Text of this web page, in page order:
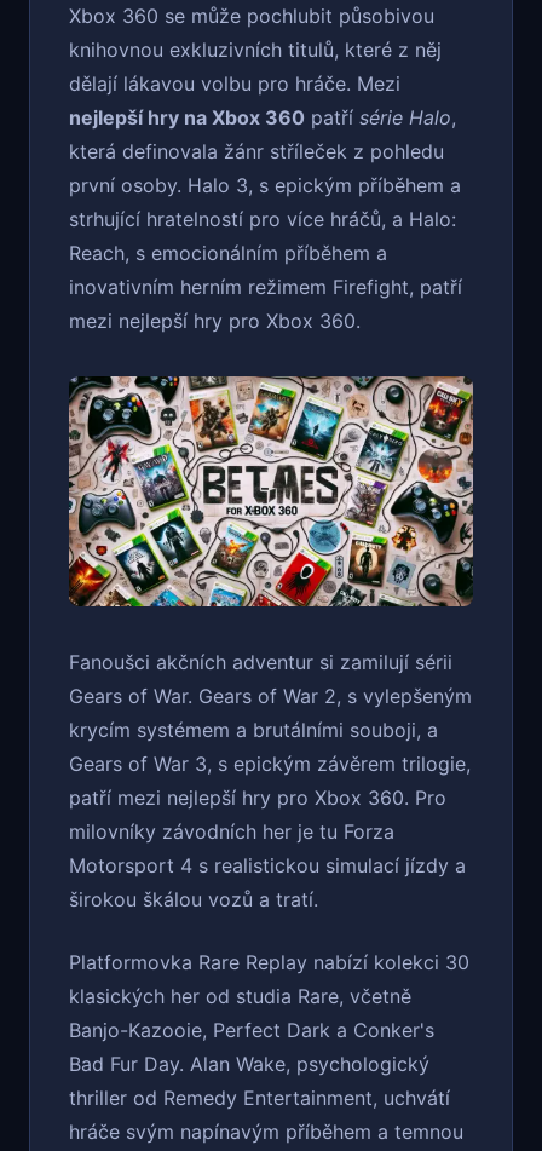
Xbox 360 se může pochlubit působivou
knihovnou exkluzivních titulů, které z něj
dělají lákavou volbu pro hráče. Mezi
nejlepší hry na Xbox 360 patří série Halo,
která definovala žánr stříleček z pohledu
první osoby. Halo 3, s epickým příběhem a
strhující hratelností pro více hráčů, a Halo:
Reach, s emocionálním příběhem a
inovativním herním režimem Firefight, patří
mezi nejlepší hry pro Xbox 360.
Fanoušci akčních adventur si zamilují sérii
Gears of War. Gears of War 2, s vylepšeným
krycím systémem a brutálními souboji, a
Gears of War 3, s epickým závěrem trilogie,
patří mezi nejlepší hry pro Xbox 360. Pro
milovníky závodních her je tu Forza
Motorsport 4 s realistickou simulací jízdy a
širokou škálou vozů a tratí.
Platformovka Rare Replay nabízí kolekci 30
klasických her od studia Rare, včetně
Banjo-Kazooie, Perfect Dark a Conker's
Bad Fur Day. Alan Wake, psychologický
thriller od Remedy Entertainment, uchvátí
hráče svým napínavým příběhem a temnou